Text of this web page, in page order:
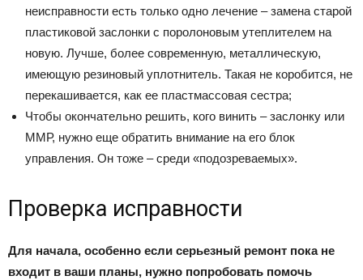
неисправности есть только одно лечение – замена старой
пластиковой заслонки с поролоновым утеплителем на
новую. Лучше, более современную, металлическую,
имеющую резиновый уплотнитель. Такая не коробится, не
перекашивается, как ее пластмассовая сестра;
Чтобы окончательно решить, кого винить – заслонку или
ММР, нужно еще обратить внимание на его блок
управления. Он тоже – среди «подозреваемых».
Проверка исправности
Для начала, особенно если серьезный ремонт пока не
входит в ваши планы, нужно попробовать помочь